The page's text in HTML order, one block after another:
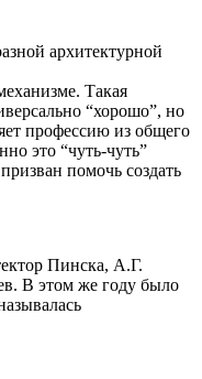
архитектурной
Такая
“хорошо”, но
профессию из общего
это “чуть-чуть”
помочь создать
Пинска, А.Г.
В этом же году было